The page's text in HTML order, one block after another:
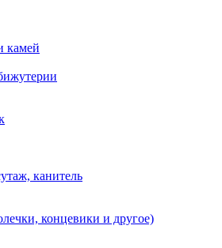
камей
канитель
концевики и другое)